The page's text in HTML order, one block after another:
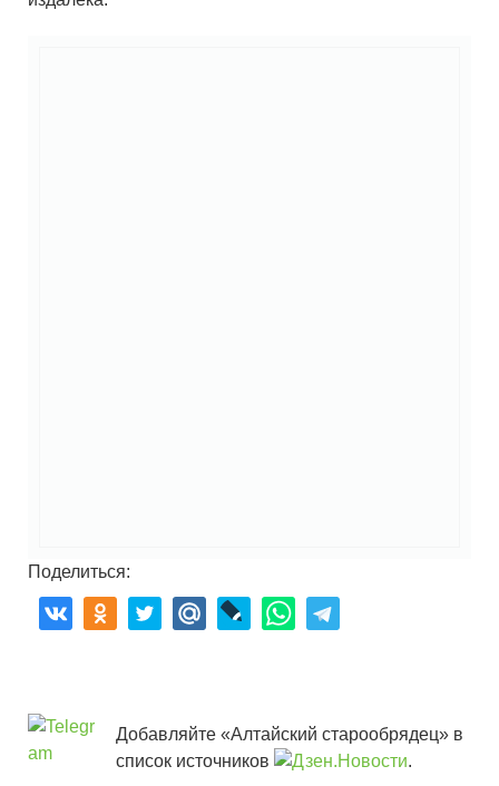
Поделиться:
Добавляйте «Алтайский старообрядец» в
список источников
.